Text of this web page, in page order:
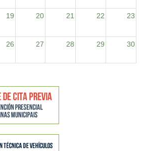
19 20 21 22 23
26 27 28 29 30